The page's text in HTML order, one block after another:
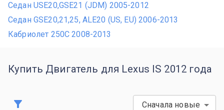
Седан USE20,GSE21 (JDM) 2005-2012
Седан GSE20,21,25, ALE20 (US, EU) 2006-2013
Кабриолет 250C 2008-2013
Купить Двигатель для Lexus IS 2012 года
Сначала новые